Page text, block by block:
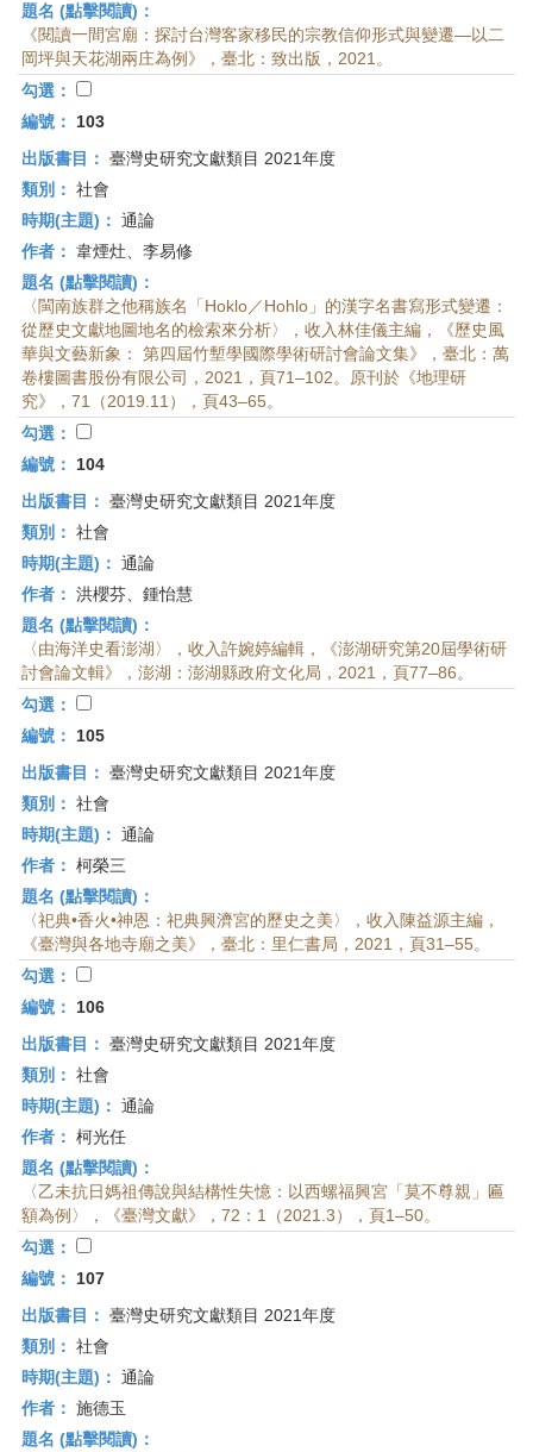
題名 (點擊閱讀)：
《閱讀一間宮廟：探討台灣客家移民的宗教信仰形式與變遷—以二
岡坪與天花湖兩庄為例》，臺北：致出版，2021。
勾選：
編號：
103
出版書目： 臺灣史研究文獻類目 2021年度
類別： 社會
時期(主題)： 通論
作者： 韋煙灶、李易修
題名 (點擊閱讀)：
〈閩南族群之他稱族名「Hoklo／Hohlo」的漢字名書寫形式變遷：
從歷史文獻地圖地名的檢索來分析〉，收入林佳儀主編，《歷史風
華與文藝新象： 第四屆竹塹學國際學術研討會論文集》，臺北：萬
卷樓圖書股份有限公司，2021，頁71–102。原刊於《地理研
究》，71（2019.11），頁43–65。
勾選：
編號：
104
出版書目： 臺灣史研究文獻類目 2021年度
類別： 社會
時期(主題)： 通論
作者： 洪櫻芬、鍾怡慧
題名 (點擊閱讀)：
〈由海洋史看澎湖〉，收入許婉婷編輯，《澎湖研究第20屆學術研
討會論文輯》，澎湖：澎湖縣政府文化局，2021，頁77–86。
勾選：
編號：
105
出版書目： 臺灣史研究文獻類目 2021年度
類別： 社會
時期(主題)： 通論
作者： 柯榮三
題名 (點擊閱讀)：
〈祀典•香火•神恩：祀典興濟宮的歷史之美〉，收入陳益源主編，
《臺灣與各地寺廟之美》，臺北：里仁書局，2021，頁31–55。
勾選：
編號：
106
出版書目： 臺灣史研究文獻類目 2021年度
類別： 社會
時期(主題)： 通論
作者： 柯光任
題名 (點擊閱讀)：
〈乙未抗日媽祖傳說與結構性失憶：以西螺福興宮「莫不尊親」匾
額為例〉，《臺灣文獻》，72：1（2021.3），頁1–50。
勾選：
編號：
107
出版書目： 臺灣史研究文獻類目 2021年度
類別： 社會
時期(主題)： 通論
作者： 施德玉
題名 (點擊閱讀)：